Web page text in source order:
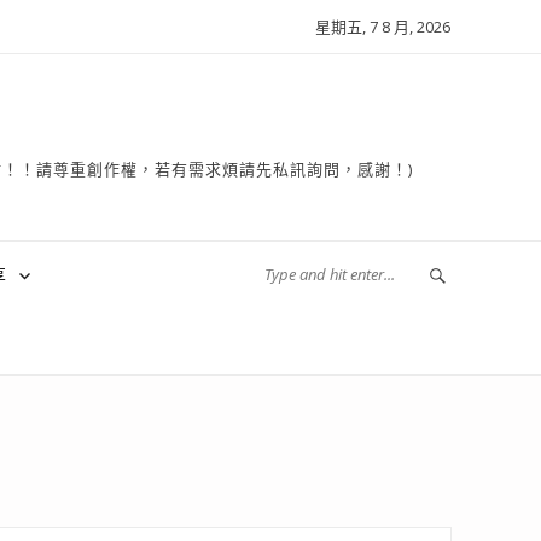
星期五, 7 8 月, 2026
請尊重創作權，若有需求煩請先私訊詢問，感謝！)